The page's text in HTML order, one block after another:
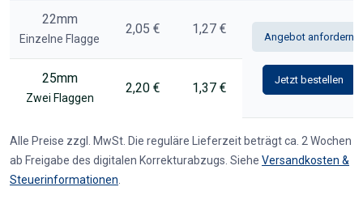
22mm
Einzelne Flagge
2,05 € 1,27 €
Angebot anfordern
Jetzt bestellen
25mm
Zwei Flaggen
2,20 € 1,37 €
Alle Preise zzgl. MwSt. Die reguläre Lieferzeit beträgt ca. 2 Wochen
ab Freigabe des digitalen Korrekturabzugs. Siehe Versandkosten &
Steuerinformationen